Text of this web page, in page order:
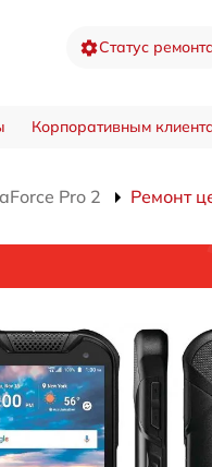
Статус
Корпоративным
Pro 2 Ремонт